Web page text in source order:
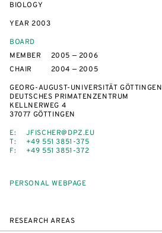
BIOLOGY
YEAR 2003
BOARD
MEMBER
2005 — 2006
CHAIR
2004 — 2005
GEORG-AUGUST-UNIVERSITÄT GÖTTINGEN
DEUTSCHES PRIMATENZENTRUM
KELLNERWEG 4
37077 GÖTTINGEN
E:
JFISCHER@DPZ.EU
T:
+49 551 3851-375
F:
+49 551 3851-372
PERSONAL WEBPAGE
RESEARCH AREAS